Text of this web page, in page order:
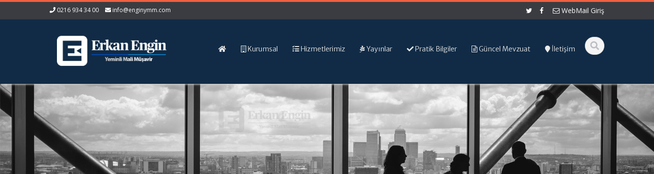
0216 934 34 00 info@enginymm.com WebMail Giriş
Kurumsal Hizmetlerimiz Yayınlar Pratik Bilgiler Güncel Mevzuat İletişim